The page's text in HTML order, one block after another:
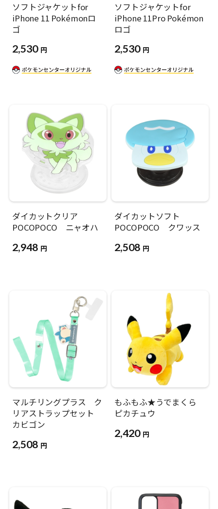
ソフトジャケットfor
iPhone 11 Pokémonロ
ゴ
2,530 円
ソフトジャケットfor
iPhone 11Pro Pokémon
ロゴ
2,530 円
ダイカットクリア
POCOPOCO ニャオハ
2,948 円
ダイカットソフト
POCOPOCO クワッス
2,508 円
マルチリングプラス ク
リアストラップセット
カビゴン
2,508 円
もふもふ★うでまくら
ピカチュウ
2,420 円